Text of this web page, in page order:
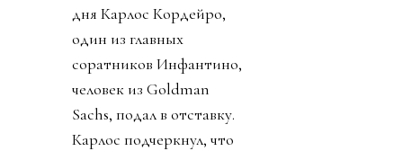
дня Карлос Кордейро,
один из главных
соратников Инфантино,
человек из Goldman
Sachs, подал в отставку.
Карлос подчеркнул, что